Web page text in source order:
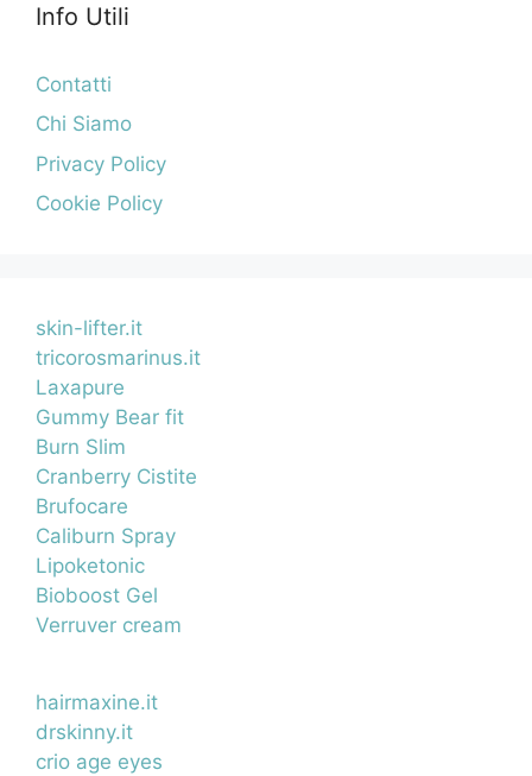
Info Utili
Contatti
Chi Siamo
Privacy Policy
Cookie Policy
skin-lifter.it
tricorosmarinus.it
Laxapure
Gummy Bear fit
Burn Slim
Cranberry Cistite
Brufocare
Caliburn Spray
Lipoketonic
Bioboost Gel
Verruver cream
hairmaxine.it
drskinny.it
crio age eyes